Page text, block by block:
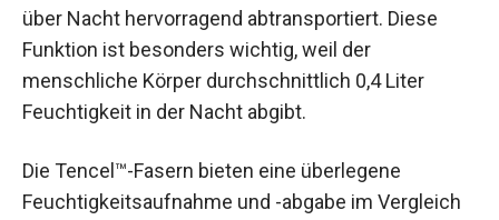
über Nacht hervorragend abtransportiert. Diese
Funktion ist besonders wichtig, weil der
menschliche Körper durchschnittlich 0,4 Liter
Feuchtigkeit in der Nacht abgibt.
Die Tencel™-Fasern bieten eine überlegene
Feuchtigkeitsaufnahme und -abgabe im Vergleich